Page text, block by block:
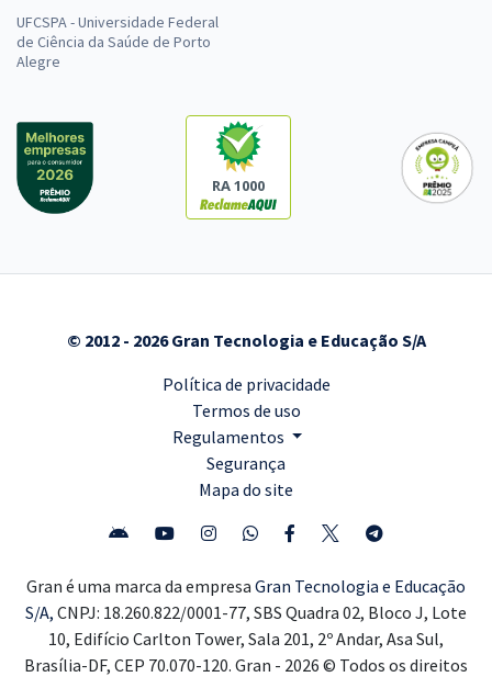
UFCSPA - Universidade Federal
de Ciência da Saúde de Porto
Alegre
RA 1000
© 2012 - 2026 Gran Tecnologia e Educação S/A
Política de privacidade
Termos de uso
Regulamentos
Segurança
Mapa do site
Gran é uma marca da empresa Gran Tecnologia e Educação
S/A, CNPJ: 18.260.822/0001-77, SBS Quadra 02, Bloco J, Lote
10, Edifício Carlton Tower, Sala 201, 2º Andar, Asa Sul,
Brasília-DF, CEP 70.070-120. Gran - 2026 © Todos os direitos